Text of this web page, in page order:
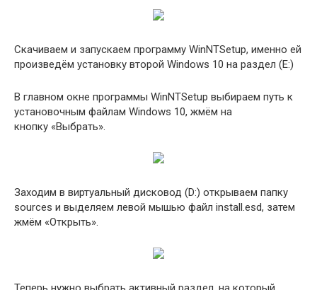
Скачиваем и запускаем программу WinNTSetup, именно ей
произведём установку второй Windows 10 на раздел (E:)
В главном окне программы WinNTSetup выбираем путь к
установочным файлам Windows 10, жмём на
кнопку «Выбрать».
Заходим в виртуальный дисковод (D:) открываем папку
sources и выделяем левой мышью файл install.esd, затем
жмём «Открыть».